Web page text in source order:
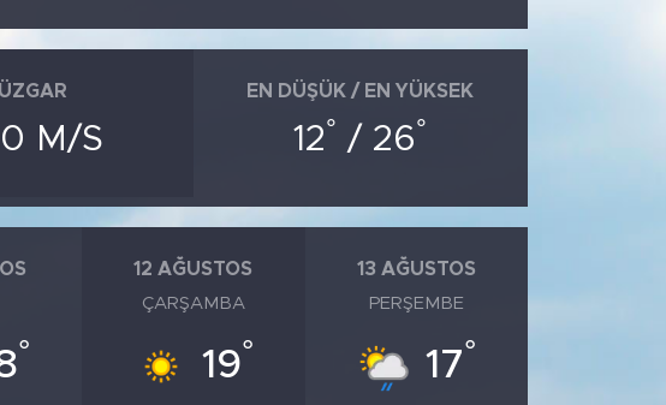
M/S
EN DÜŞÜK / EN YÜKSEK
12° / 26°
°
12 AĞUSTOS
ÇARŞAMBA
19°
13 AĞUSTOS
PERŞEMBE
17°